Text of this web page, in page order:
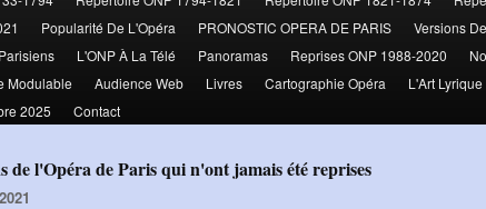
Popularité De L'Opéra PRONOSTIC OPERA DE PARIS Versions
L'ONP À La Télé Panoramas Reprises ONP 1988-2020
Modulable Audience Web Livres Cartographie Opéra L'Art
2025 Contact
de l'Opéra de Paris qui n'ont jamais été reprises